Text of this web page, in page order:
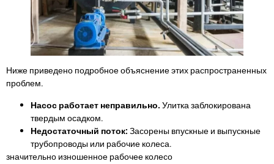
Ниже приведено подробное объяснение этих распространенных
проблем.
Насос работает неправильно.Улитка заблокирована
твердым осадком.
Недостаточный поток:Засорены впускные и выпускные
трубопроводы или рабочие колеса.
значительно изношенное рабочее колесо